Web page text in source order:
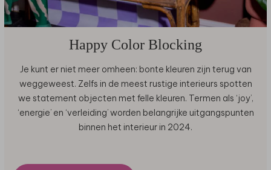
Happy Color Blocking
Je kunt er niet meer omheen: bonte kleuren zijn terug van
weggeweest. Zelfs in de meest rustige interieurs spotten
we statement objecten met felle kleuren. Termen als ‘joy’,
‘energie’ en ‘verleiding’ worden belangrijke uitgangspunten
binnen het interieur in 2024.